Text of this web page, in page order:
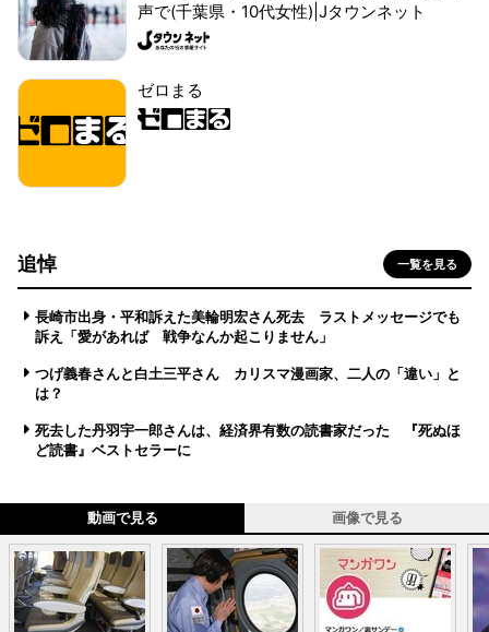
声で(千葉県・10代女性)|Jタウンネット
ゼロまる
追悼 一覧を見る
長崎市出身・平和訴えた美輪明宏さん死去 ラストメッセージでも
訴え「愛があれば 戦争なんか起こりません」
つげ義春さんと白土三平さん カリスマ漫画家、二人の「違い」と
は？
死去した丹羽宇一郎さんは、経済界有数の読書家だった 『死ぬほ
ど読書』ベストセラーに
動画で見る 画像で見る